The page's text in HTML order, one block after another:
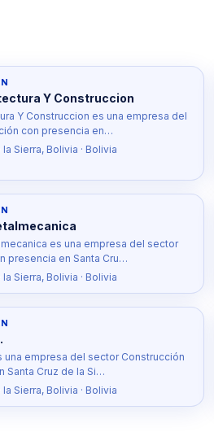
Y Construccion
Y Construccion es una empresa del
con presencia en…
Sierra, Bolivia · Bolivia
es una empresa del sector
presencia en Santa Cru…
Sierra, Bolivia · Bolivia
una empresa del sector Construcción
Santa Cruz de la Si…
Sierra, Bolivia · Bolivia